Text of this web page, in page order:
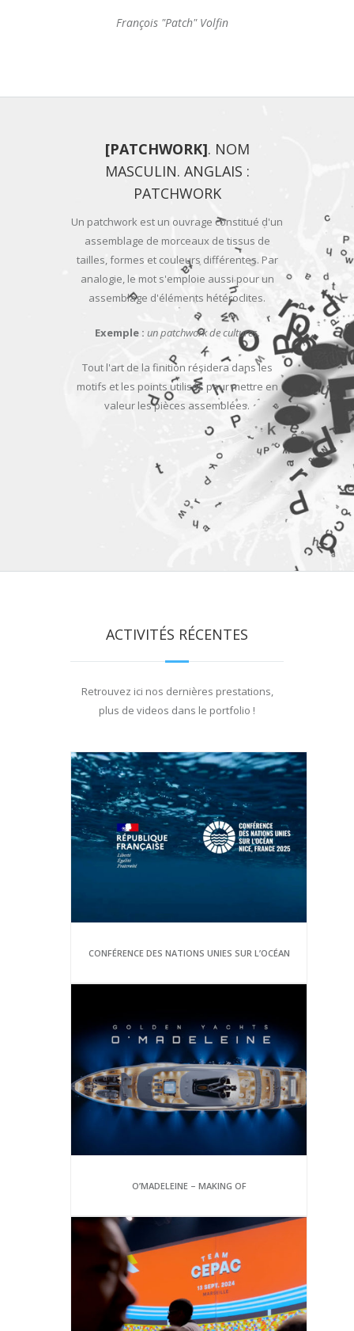
François "Patch" Volfin
[PATCHWORK]. NOM
MASCULIN. ANGLAIS :
PATCHWORK
Un patchwork est un ouvrage constitué d'un
assemblage de morceaux de tissus de
tailles, formes et couleurs différentes. Par
analogie, le mot s'emploie aussi pour un
assemblage d'éléments hétéroclites.
Exemple : un patchwork de cultures.
Tout l'art de la finition résidera dans les
motifs et les points utilisés pour mettre en
valeur les pièces assemblées.
ACTIVITÉS RÉCENTES
Retrouvez ici nos dernières prestations,
plus de videos dans le portfolio !
CONFÉRENCE DES NATIONS UNIES SUR L’OCÉAN
O’MADELEINE – MAKING OF